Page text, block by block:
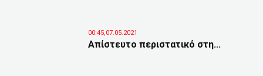
00:45,07.05.2021
Απίστευτο περιστατικό στη...